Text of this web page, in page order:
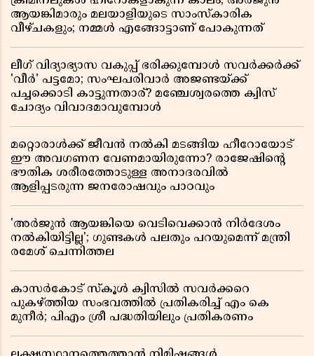
ആയങ്കിമാരും മലയാളിയുടെ സാംസ്കാരിക
വീഴ്ചകളും; നമ്മൾ എങ്ങോട്ടാണ് പോകുന്നത്
ലീഗ് വിദ്യാഭ്യാസ വകുപ്പ് ഭരിക്കുമ്പോൾ സവർക്കർക്ക്
'വീർ' പട്ടമോ; സംഘപരിവാർ അജണ്ടയ്ക്ക്
പച്ചക്കൊടി കാട്ടുന്നതാര്? മഞ്ചേശ്വരത്തെ ക്വിസ്
ചോദ്യം വിവാദമാവുമ്പോൾ
മറ്റൊരാൾക്ക് ജീവൻ നൽകി മടങ്ങിയ ഹീറോയോട്
ഈ അവഗണന വേണമായിരുന്നോ? രാജേഷിൻ്റെ
ഭൗതിക ശരീരത്തോടുള്ള അനാദരവിൽ
ആളിപ്പടരുന്ന ജനരോഷവും പാഠവും
'അർജുൻ ആയങ്കിയെ വെടിവെക്കാൻ നിർദേശം
നൽകിയിട്ടില്ല'; ഗുണ്ടകൾ പലതും പറയുമെന്ന് മന്ത്രി
രമേശ് ചെന്നിത്തല
കാസർകോട് സ്കൂൾ ക്വിസിൽ സവർക്കറെ
പുകഴ്ത്തിയ സംഭവത്തിൽ പ്രതികരിച്ച് എം കെ
മുനീർ; പിഎം ശ്രീ പദ്ധതിയിലും പ്രതികരണം